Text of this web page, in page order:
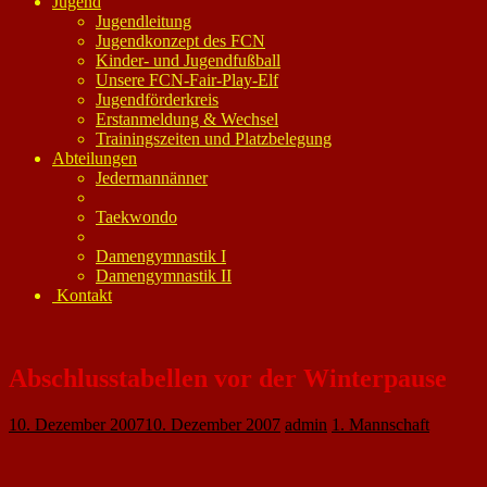
Jugendleitung
Jugendkonzept des FCN
Kinder- und Jugendfußball
Unsere FCN-Fair-Play-Elf
Jugendförderkreis
Erstanmeldung & Wechsel
Trainingszeiten und Platzbelegung
Abteilungen
Jedermannänner
Taekwondo
Damengymnastik I
Damengymnastik II
Kontakt
Abschlusstabellen vor der Winterpause
10. Dezember 200710. Dezember 2007 admin 1. Mannschaft